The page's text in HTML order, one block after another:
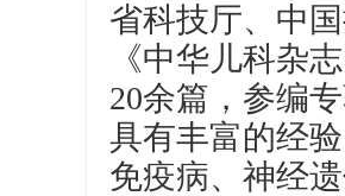
省科技厅、中
《中华儿科杂
20余篇，参编
具有丰富的经
免疫病、神经